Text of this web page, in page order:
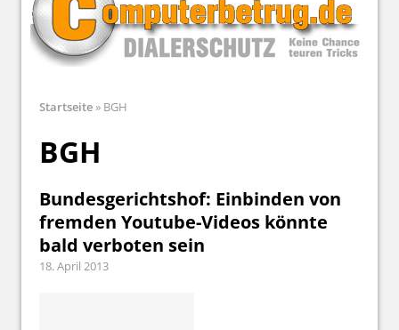
Startseite» BGH
BGH
Bundesgerichtshof: Einbinden von
fremden Youtube-Videos könnte
bald verboten sein
18. April 2013